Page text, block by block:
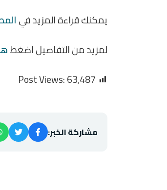
يمكنك قراءة المزيد في
لمزيد من التفاصيل اضغط
Post Views:63٬487
مشاركة الخبر: